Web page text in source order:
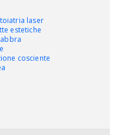
laser
estetiche
cosciente